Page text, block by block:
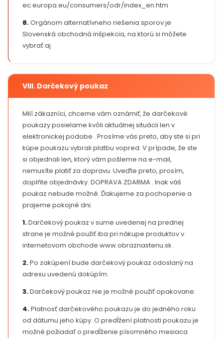
ec.europa.eu/consumers/odr/index_en.htm
8.Orgánom alternatívneho riešenia sporov je
Slovenská obchodná inšpekcia, na ktorú si môžete
vybrať aj
VIII. Darčekový poukaz
Milí zákazníci, chceme vám oznámiť, že darčekové
poukazy posielame kvôli aktuálnej situácii len v
elektronickej podobe . Prosíme vás preto, aby ste si pri
kúpe poukazu vybrali platbu vopred. V prípade, že ste
si objednali len, ktorý vám pošleme na e-mail,
nemusíte platiť za dopravu. Uveďte preto, prosím,
doplňte objednávky: DOPRAVA ZDARMA . Inak váš
poukaz nebude možné. Ďakujeme za pochopenie a
prajeme pokojné dni.
1.Darčekový poukaz v sume uvedenej na prednej
strane je možné použiť iba pri nákupe produktov v
internetovom obchode www.obraznastenu.sk .
2.Po zakúpení bude darčekový poukaz odoslaný na
adresu uvedenú dokúpím.
3.Darčekový poukaz nie je možné použiť opakovane.
4.Platnosť darčekového poukazu je do jedného roku
od dátumu jeho kúpy. O predĺžení platnosti poukazu je
možné požiadať o predĺženie písomného mesiaca